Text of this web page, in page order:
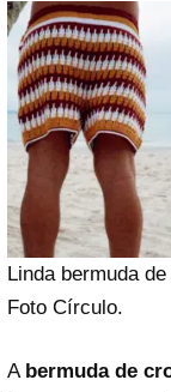
Linda bermuda
Foto Círculo.
A bermuda de